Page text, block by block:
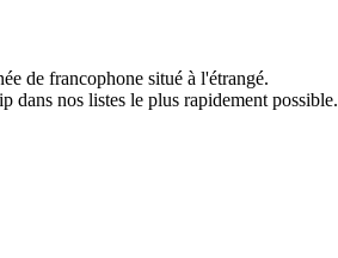
de francophone situé à l'étrangé.
dans nos listes le plus rapidement possible.